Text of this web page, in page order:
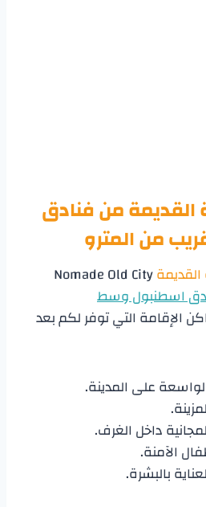
فنادق
من المترو
القديمةNomade Old City
اسطنبول وسط
الإقامة التي توفر لكم بعد
على المدينة.
داخل الغرف.
الآمنة.
بالبشرة.